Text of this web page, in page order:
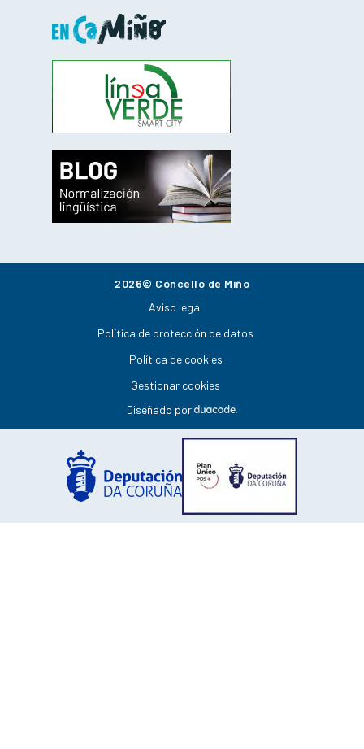
2026© Concello de Miño
Aviso legal
Política de protección de datos
Política de cookies
Gestionar cookies
Diseñado por